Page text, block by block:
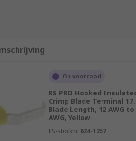
against corrosion
more mechanically robust.
crimped, which offers versatility
from PVC. The conductor strands
come without sleeves and are
Op voorraad
RS PRO Hooked
Crimp Blade Terminal
Blade Length, 12 AWG to
AWG, Yellow
RS-stocknr. 624-1257